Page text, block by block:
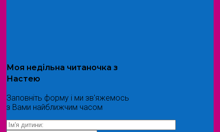
Моя недільна читаночка з
Настею
Заповніть форму і ми зв'яжемось
з Вами найближчим часом